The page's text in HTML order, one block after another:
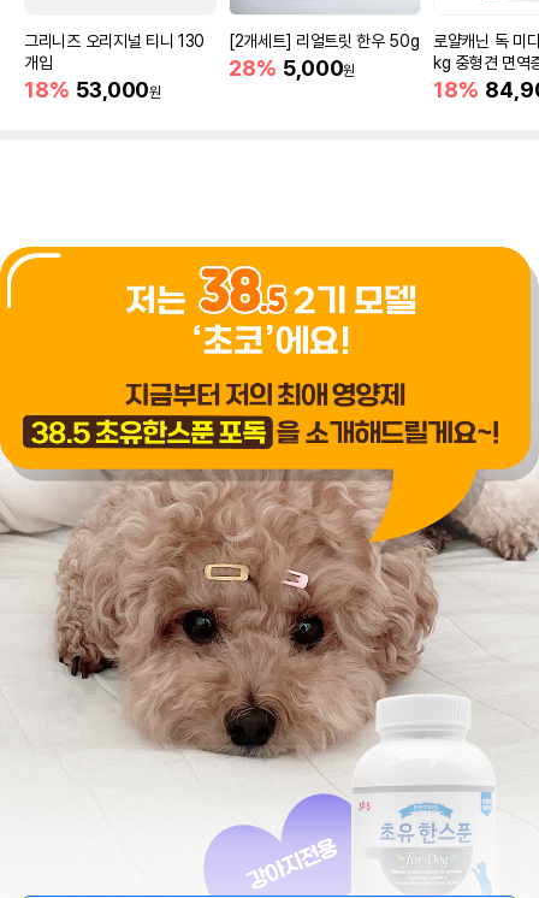
그리니즈 오리지널 티니 130
개입
18% 53,000원
[2개세트] 리얼트릿 한우 50g
28% 5,000원
로얄캐닌 독 미
kg 중형견 면역
18%